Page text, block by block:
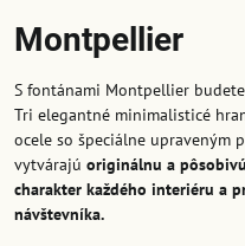
Montpellier
S fontánami Montpellier
Tri elegantné minimalisticé
ocele so špeciálne upraveným
vytvárajú originálnu a
charakter každého interiéru a
návštevníka.